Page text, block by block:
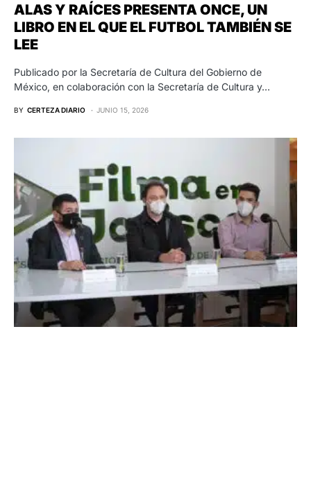
ALAS Y RAÍCES PRESENTA ONCE, UN
LIBRO EN EL QUE EL FUTBOL TAMBIÉN SE
LEE
Publicado por la Secretaría de Cultura del Gobierno de
México, en colaboración con la Secretaría de Cultura y…
BY CERTEZA DIARIO JUNIO 15, 2026